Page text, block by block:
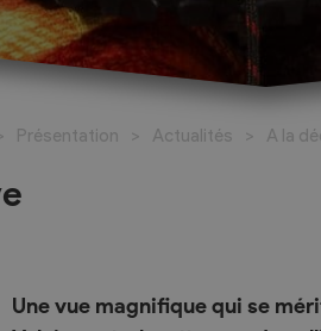
Social
d’Hérens et
Salle
Présentation Actualités A la
Une vue magnifique qui se